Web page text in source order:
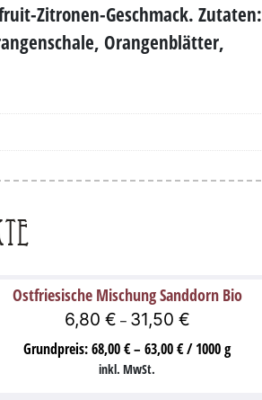
Zitronen-Geschmack. Zutaten:
Orangenblätter,
Ostfriesische Mischung Sanddorn Bio
6,80 € – 31,50 €
Grundpreis:68,00€–63,00€/1000g
inkl. MwSt.